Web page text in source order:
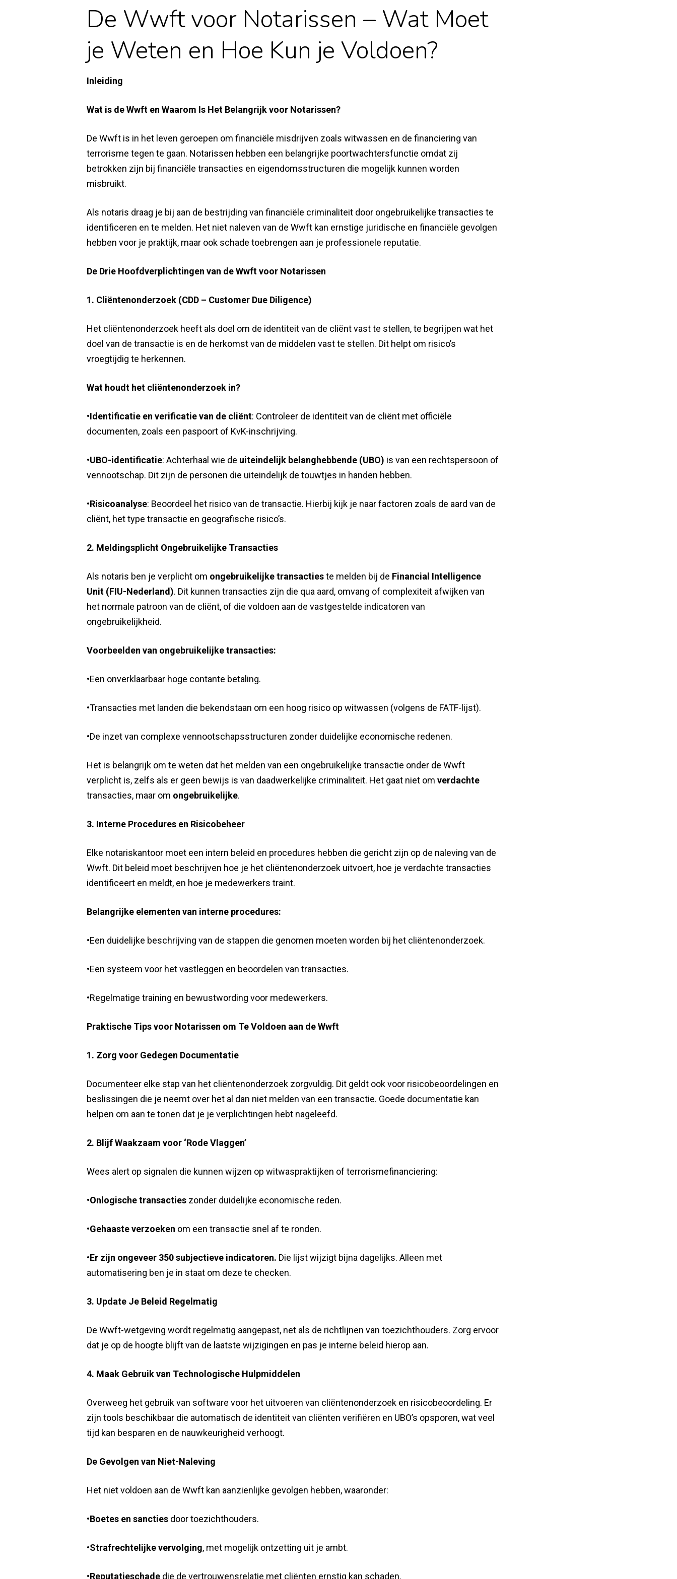
De Wwft voor Notarissen – Wat Moet
je Weten en Hoe Kun je Voldoen?
Inleiding
Wat is de Wwft en Waarom Is Het Belangrijk voor Notarissen?
De Wwft is in het leven geroepen om financiële misdrijven zoals witwassen en de financiering van
terrorisme tegen te gaan. Notarissen hebben een belangrijke poortwachtersfunctie omdat zij
betrokken zijn bij financiële transacties en eigendomsstructuren die mogelijk kunnen worden
misbruikt.
Als notaris draag je bij aan de bestrijding van financiële criminaliteit door ongebruikelijke transacties te
identificeren en te melden. Het niet naleven van de Wwft kan ernstige juridische en financiële gevolgen
hebben voor je praktijk, maar ook schade toebrengen aan je professionele reputatie.
De Drie Hoofdverplichtingen van de Wwft voor Notarissen
1. Cliëntenonderzoek (CDD – Customer Due Diligence)
Het cliëntenonderzoek heeft als doel om de identiteit van de cliënt vast te stellen, te begrijpen wat het
doel van de transactie is en de herkomst van de middelen vast te stellen. Dit helpt om risico’s
vroegtijdig te herkennen.
Wat houdt het cliëntenonderzoek in?
•Identificatie en verificatie van de cliënt: Controleer de identiteit van de cliënt met officiële
documenten, zoals een paspoort of KvK-inschrijving.
•UBO-identificatie: Achterhaal wie de uiteindelijk belanghebbende (UBO) is van een rechtspersoon of
vennootschap. Dit zijn de personen die uiteindelijk de touwtjes in handen hebben.
•Risicoanalyse: Beoordeel het risico van de transactie. Hierbij kijk je naar factoren zoals de aard van de
cliënt, het type transactie en geografische risico’s.
2. Meldingsplicht Ongebruikelijke Transacties
Als notaris ben je verplicht om ongebruikelijke transactieste melden bij de Financial Intelligence
Unit (FIU-Nederland). Dit kunnen transacties zijn die qua aard, omvang of complexiteit afwijken van
het normale patroon van de cliënt, of die voldoen aan de vastgestelde indicatoren van
ongebruikelijkheid.
Voorbeelden van ongebruikelijke transacties:
•Een onverklaarbaar hoge contante betaling.
•Transacties met landen die bekendstaan om een hoog risico op witwassen (volgens de FATF-lijst).
•De inzet van complexe vennootschapsstructuren zonder duidelijke economische redenen.
Het is belangrijk om te weten dat het melden van een ongebruikelijke transactie onder de Wwft
verplicht is, zelfs als er geen bewijs is van daadwerkelijke criminaliteit. Het gaat niet om verdachte
transacties, maar om ongebruikelijke.
3. Interne Procedures en Risicobeheer
Elke notariskantoor moet een intern beleid en procedures hebben die gericht zijn op de naleving van de
Wwft. Dit beleid moet beschrijven hoe je het cliëntenonderzoek uitvoert, hoe je verdachte transacties
identificeert en meldt, en hoe je medewerkers traint.
Belangrijke elementen van interne procedures:
•Een duidelijke beschrijving van de stappen die genomen moeten worden bij het cliëntenonderzoek.
•Een systeem voor het vastleggen en beoordelen van transacties.
•Regelmatige training en bewustwording voor medewerkers.
Praktische Tips voor Notarissen om Te Voldoen aan de Wwft
1. Zorg voor Gedegen Documentatie
Documenteer elke stap van het cliëntenonderzoek zorgvuldig. Dit geldt ook voor risicobeoordelingen en
beslissingen die je neemt over het al dan niet melden van een transactie. Goede documentatie kan
helpen om aan te tonen dat je je verplichtingen hebt nageleefd.
2. Blijf Waakzaam voor ‘Rode Vlaggen’
Wees alert op signalen die kunnen wijzen op witwaspraktijken of terrorismefinanciering:
•Onlogische transacties zonder duidelijke economische reden.
•Gehaaste verzoeken om een transactie snel af te ronden.
•Er zijn ongeveer 350 subjectieve indicatoren. Die lijst wijzigt bijna dagelijks. Alleen met
automatisering ben je in staat om deze te checken.
3. Update Je Beleid Regelmatig
De Wwft-wetgeving wordt regelmatig aangepast, net als de richtlijnen van toezichthouders. Zorg ervoor
dat je op de hoogte blijft van de laatste wijzigingen en pas je interne beleid hierop aan.
4. Maak Gebruik van Technologische Hulpmiddelen
Overweeg het gebruik van software voor het uitvoeren van cliëntenonderzoek en risicobeoordeling. Er
zijn tools beschikbaar die automatisch de identiteit van cliënten verifiëren en UBO’s opsporen, wat veel
tijd kan besparen en de nauwkeurigheid verhoogt.
De Gevolgen van Niet-Naleving
Het niet voldoen aan de Wwft kan aanzienlijke gevolgen hebben, waaronder:
•Boetes en sancties door toezichthouders.
•Strafrechtelijke vervolging, met mogelijk ontzetting uit je ambt.
•Reputatieschade die de vertrouwensrelatie met cliënten ernstig kan schaden.